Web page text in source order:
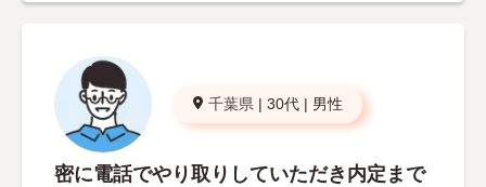
千葉県 | 30代 | 男性
密に電話でやり取りしていただき内定まで